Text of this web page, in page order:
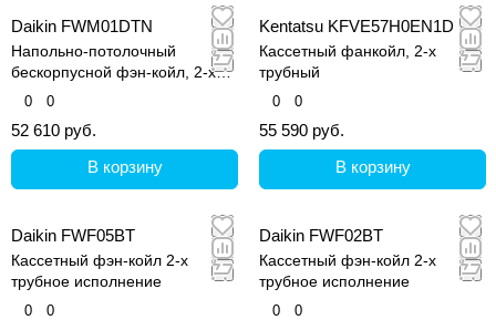
Daikin FWM01DTN
Напольно-потолочный
бескорпусной фэн-койл, 2-х
трубное исполнение, без
0 0
52 610 руб.
В корзину
Kentatsu KFVE57H0EN1D
Кассетный фанкойл, 2-х
трубный
0 0
55 590 руб.
В корзину
Daikin FWF05BT
Кассетный фэн-койл 2-х
трубное исполнение
0 0
Daikin FWF02BT
Кассетный фэн-койл 2-х
трубное исполнение
0 0